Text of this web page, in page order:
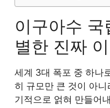
이구아수
별한 진짜
세계 3대 폭포 중 하나
히 규모만 큰 것이 아
기적으로 얽혀 만들어